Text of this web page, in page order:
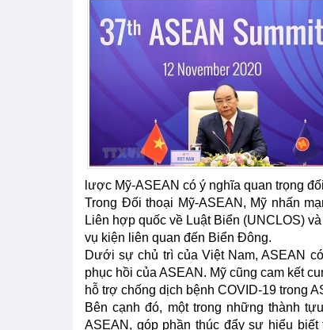
lược Mỹ-ASEAN có ý nghĩa quan trọng
Trong Đối thoại Mỹ-ASEAN, Mỹ nhấn
Liên hợp quốc về Luật Biển (UNCLOS)
vụ kiện liên quan đến Biển Đông.
Dưới sự chủ trì của Việt Nam, ASEAN
phục hồi của ASEAN. Mỹ cũng cam kết
hỗ trợ chống dịch bệnh COVID-19 trong
Bên cạnh đó, một trong những thành
ASEAN, góp phần thúc đẩy sự hiểu